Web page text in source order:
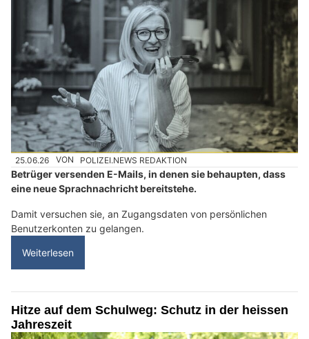
25.06.26 VON POLIZEI.NEWS REDAKTION
Betrüger versenden E-Mails, in denen sie behaupten, dass
eine neue Sprachnachricht bereitstehe.
Damit versuchen sie, an Zugangsdaten von persönlichen
Benutzerkonten zu gelangen.
Weiterlesen
Hitze auf dem Schulweg: Schutz in der heissen
Jahreszeit